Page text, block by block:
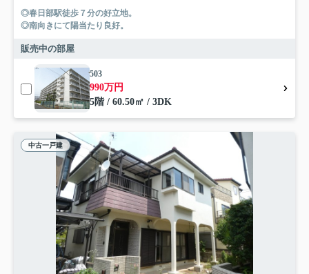
◎春日部駅徒歩７分の好立地。
◎南向きにて陽当たり良好。
販売中の部屋
503
990万円
5階 / 60.50㎡ / 3DK
中古一戸建